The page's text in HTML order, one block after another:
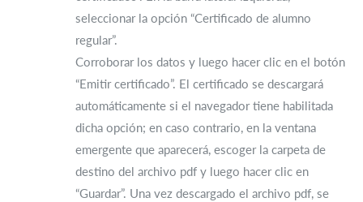
seleccionar la opción “Certificado de alumno
regular”.
Corroborar los datos y luego hacer clic en el botón
“Emitir certificado”. El certificado se descargará
automáticamente si el navegador tiene habilitada
dicha opción; en caso contrario, en la ventana
emergente que aparecerá, escoger la carpeta de
destino del archivo pdf y luego hacer clic en
“Guardar”. Una vez descargado el archivo pdf, se